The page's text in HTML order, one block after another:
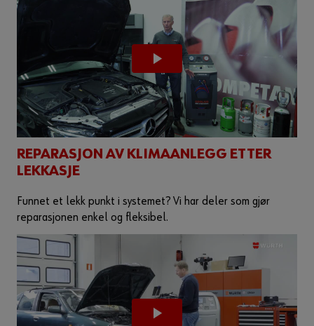
REPARASJON AV KLIMAANLEGG ETTER
LEKKASJE
Funnet et lekk punkt i systemet? Vi har deler som gjør
reparasjonen enkel og fleksibel.